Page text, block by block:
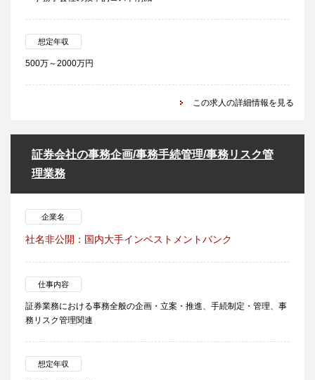
想定年収
500万～2000万円
この求人の詳細情報を見る
証券会社の事務企画/事務手続管理/事務リスク管
理業務
企業名
社名非公開：国内大手インベストメントバンク
仕事内容
証券業務における事務全般の企画・立案・推進、手続制定・管理、事
務リスク管理関連
想定年収